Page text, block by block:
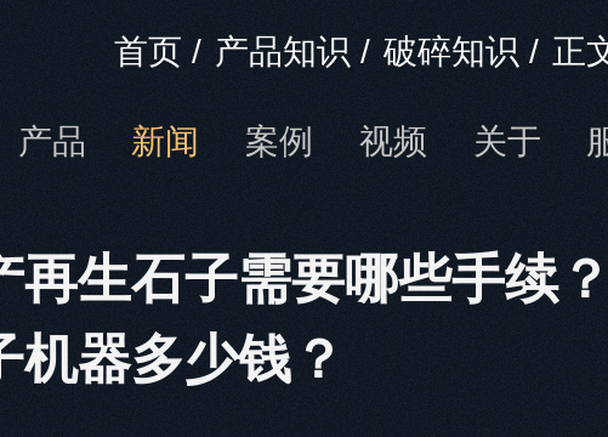
首页 / 产品知识 / 破碎知识 / 正
产品 新闻 案例 视频 关于
再生石子需要哪些手续
机器多少钱？